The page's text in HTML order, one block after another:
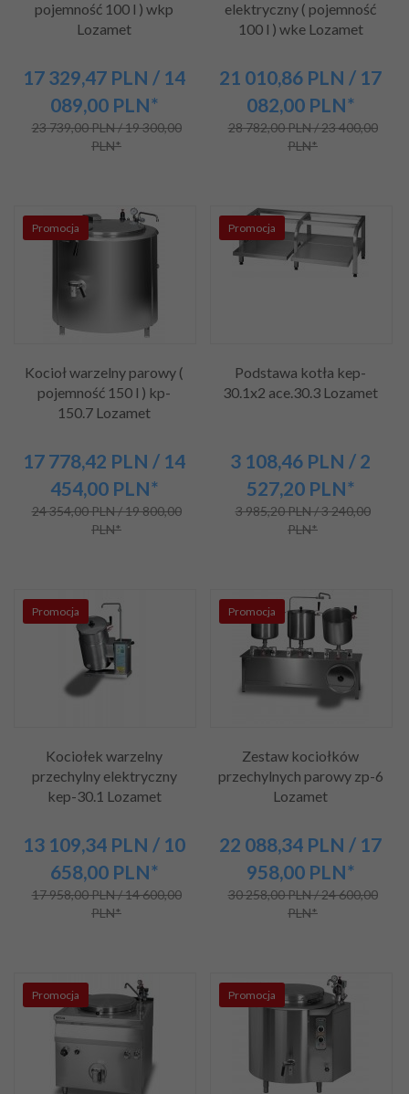
pojemność 100 l ) wkp
Lozamet
17 329,47 PLN / 14
089,00 PLN*
23 739,00 PLN / 19 300,00
PLN*
elektryczny ( pojemność
100 l ) wke Lozamet
21 010,86 PLN / 17
082,00 PLN*
28 782,00 PLN / 23 400,00
PLN*
Promocja
Kocioł warzelny parowy (
pojemność 150 l ) kp-
150.7 Lozamet
17 778,42 PLN / 14
454,00 PLN*
24 354,00 PLN / 19 800,00
PLN*
Promocja
Podstawa kotła kep-
30.1x2 ace.30.3 Lozamet
3 108,46 PLN / 2
527,20 PLN*
3 985,20 PLN / 3 240,00
PLN*
Promocja
Kociołek warzelny
przechylny elektryczny
kep-30.1 Lozamet
13 109,34 PLN / 10
658,00 PLN*
17 958,00 PLN / 14 600,00
PLN*
Promocja
Zestaw kociołków
przechylnych parowy zp-6
Lozamet
22 088,34 PLN / 17
958,00 PLN*
30 258,00 PLN / 24 600,00
PLN*
Promocja Promocja